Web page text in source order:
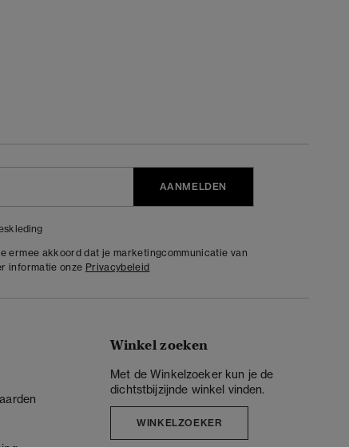
AANMELDEN
ermee akkoord dat je marketingcommunicatie van
informatie onze Privacybeleid
Winkel zoeken
Met de Winkelzoeker kun je de
dichtstbijzijnde winkel vinden.
WINKELZOEKER